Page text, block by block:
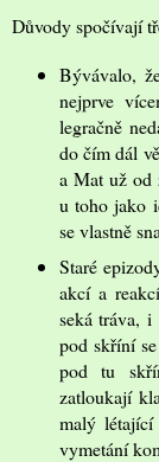
Důvody spočívají
Bývávalo,
nejprve
legračně
do čím dál
a Mat už od
u toho jako
se vlastně
Staré
akcí a
seká tráva,
pod skříní
pod tu
zatloukají
malý
vymetání